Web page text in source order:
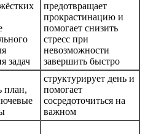
задач
предотвращает
прокрастинацию и
помогает снизить
стресс при
невозможности
завершить быстро
план,
структурирует день и
помогает
сосредоточиться на
важном